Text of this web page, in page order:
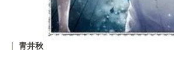
青井秋